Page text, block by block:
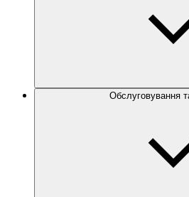
Обслуговування